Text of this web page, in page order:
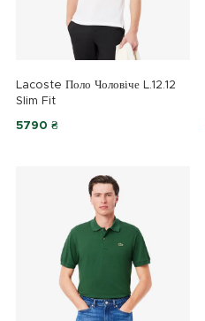
Lacoste Поло Чоловіче L.12.12
Slim Fit
5790 ₴